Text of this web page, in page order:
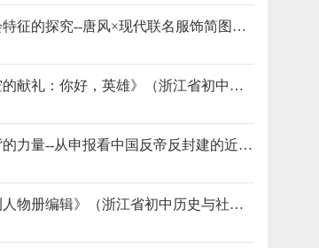
初中历史与社会参赛课例《唐代社会特征的探究--唐风×现代联名服饰简图绘制》（浙江省初中历史与社会课堂教学评审及观摩活动）py7W
初中历史与社会参赛课例《跨越时空的献礼：你好，英雄》（浙江省初中历史与社会课堂教学评审及观摩活动）p7Wy
初中历史与社会参赛课例《穿透纸背的力量--从申报看中国反帝反封建的近代史》（浙江省初中历史与社会课堂教学评审及观摩活动）py7W
初中历史与社会参赛课例《金华周刊人物册编辑》（浙江省初中历史与社会课堂教学评审及观摩活动）py7W